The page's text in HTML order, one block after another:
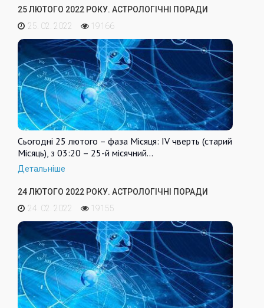
25 ЛЮТОГО 2022 РОКУ. АСТРОЛОГІЧНІ ПОРАДИ
25. 02. 2022
19166
Сьогодні 25 лютого – фаза Місяця: IV чверть (старий
Місяць), з 03:20 – 25-й місячний…
Детальніше
24 ЛЮТОГО 2022 РОКУ. АСТРОЛОГІЧНІ ПОРАДИ
24. 02. 2022
19155